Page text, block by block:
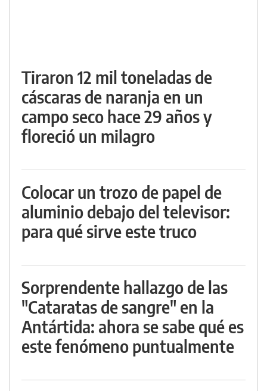
Tiraron 12 mil toneladas de
cáscaras de naranja en un
campo seco hace 29 años y
floreció un milagro
Colocar un trozo de papel de
aluminio debajo del televisor:
para qué sirve este truco
Sorprendente hallazgo de las
"Cataratas de sangre" en la
Antártida: ahora se sabe qué es
este fenómeno puntualmente